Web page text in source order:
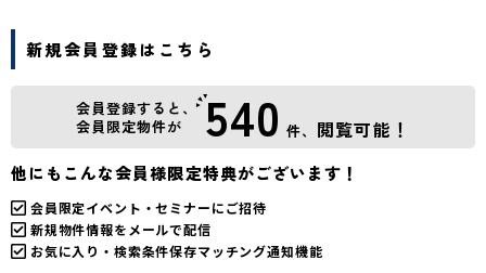
新規会員登録はこちら
会員登録すると、
会員限定物件が
540 件、 閲覧可能！
他にもこんな会員様限定特典がございます！
会員限定イベント・セミナーにご招待
新規物件情報をメールで配信
お気に入り・検索条件保存マッチング通知機能